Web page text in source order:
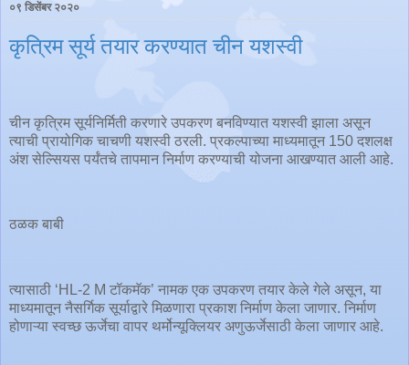
०९ डिसेंबर २०२०
कृत्रिम सूर्य तयार करण्यात चीन यशस्वी
चीन कृत्रिम सूर्यनिर्मिती करणारे उपकरण बनविण्यात यशस्वी झाला असून
त्याची प्रायोगिक चाचणी यशस्वी ठरली. प्रकल्पाच्या माध्यमातून 150 दशलक्ष
अंश सेल्सियस पर्यंतचे तापमान निर्माण करण्याची योजना आखण्यात आली आहे.
ठळक बाबी
त्यासाठी ‘HL-2 M टॉकमॅक’ नामक एक उपकरण तयार केले गेले असून, या
माध्यमातून नैसर्गिक सूर्याद्वारे मिळणारा प्रकाश निर्माण केला जाणार. निर्माण
होणाऱ्या स्वच्छ ऊर्जेचा वापर थर्मोन्यूक्लियर अणुऊर्जेसाठी केला जाणार आहे.